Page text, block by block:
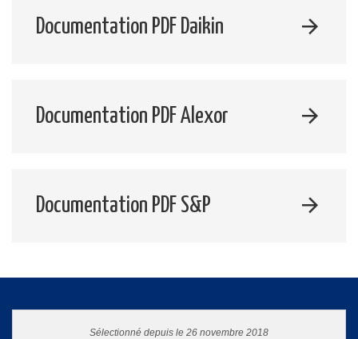
Documentation PDF Daikin
Documentation PDF Alexor
Documentation PDF S&P
Sélectionné depuis le 26 novembre 2018